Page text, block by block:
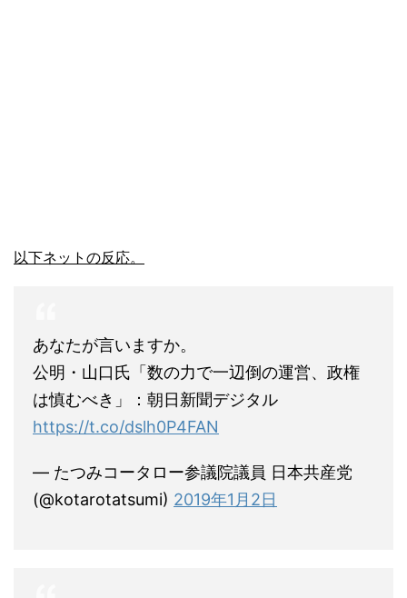
以下ネットの反応。
あなたが言いますか。
公明・山口氏「数の力で一辺倒の運営、政権
は慎むべき」：朝日新聞デジタル
https://t.co/dslh0P4FAN
— たつみコータロー参議院議員 日本共産党
(@kotarotatsumi) 2019年1月2日